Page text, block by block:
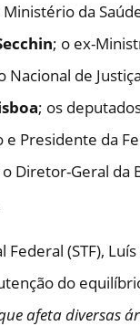
da
; o ex-
de
; os
e Presidente da
o Diretor-Geral da
(STF),
do
afeta diversas